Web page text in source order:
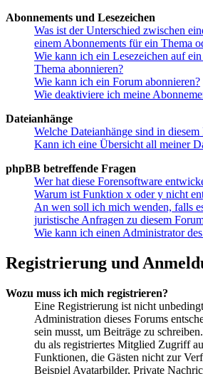
Abonnements und Lesezeichen
Was ist der Unterschied zwischen
einem Abonnements für ein Thema
Wie kann ich ein Lesezeichen auf
Thema abonnieren?
Wie kann ich ein Forum abonnieren?
Wie deaktiviere ich meine
Dateianhänge
Welche Dateianhänge sind in
Kann ich eine Übersicht all meiner
phpBB betreffende Fragen
Wer hat diese Forensoftware
Warum ist Funktion x oder y nicht
An wen soll ich mich wenden, falls
juristische Anfragen zu diesem
Wie kann ich einen Administrator
Registrierung und
Wozu muss ich mich registrieren?
Eine Registrierung ist nicht
Administration dieses Forums
sein musst, um Beiträge zu
du als registriertes Mitglied Zugriff
Funktionen, die Gästen nicht zur
Beispiel Avatarbilder, Private